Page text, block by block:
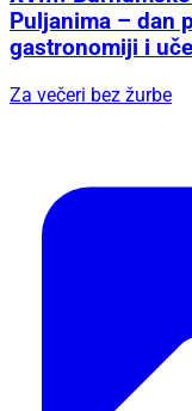
Puljanima – dan
gastronomiji i
Za večeri bez žurbe